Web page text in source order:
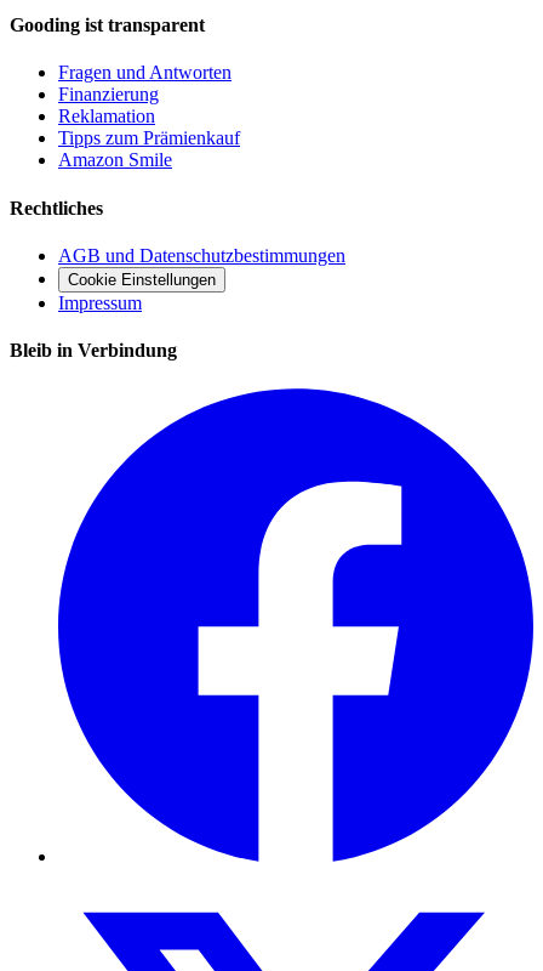
Gooding ist transparent
Fragen und Antworten
Finanzierung
Reklamation
Tipps zum Prämienkauf
Amazon Smile
Rechtliches
AGB und Datenschutzbestimmungen
Cookie Einstellungen
Impressum
Bleib in Verbindung